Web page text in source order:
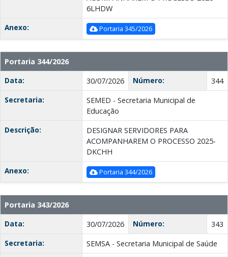
6LHDW
Anexo:
Portaria 345/2026
Portaria 344/2026
Data:
30/07/2026 Número:
344
Secretaria:
SEMED - Secretaria Municipal de
Educação
Descrição:
DESIGNAR SERVIDORES PARA
ACOMPANHAREM O PROCESSO 2025-
DKCHH
Anexo:
Portaria 344/2026
Portaria 343/2026
Data:
30/07/2026 Número:
343
Secretaria:
SEMSA - Secretaria Municipal de Saúde